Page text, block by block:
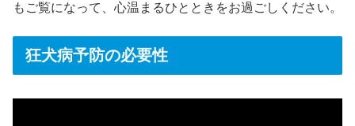
もご覧になって、心温まるひとときをお過ごしください。
狂犬病予防の必要性